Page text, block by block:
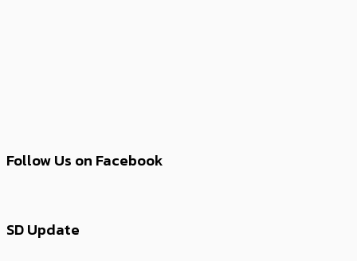
Follow Us on Facebook
SD Update